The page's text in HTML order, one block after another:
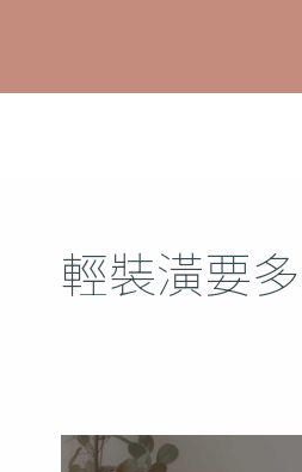
輕裝潢要
輕